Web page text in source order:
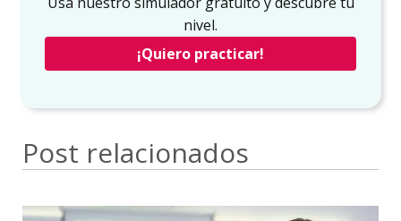
nivel.
¡Quiero practicar!
Post relacionados